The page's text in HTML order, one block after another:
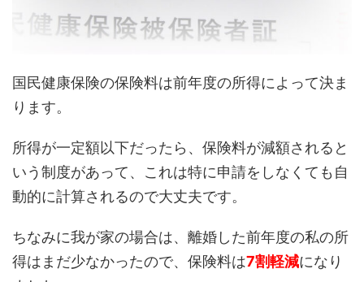
国民健康保険の保険料は前年度の所得によって決ま
ります。
所得が一定額以下だったら、保険料が減額されると
いう制度があって、これは特に申請をしなくても自
動的に計算されるので大丈夫です。
ちなみに我が家の場合は、離婚した前年度の私の所
得はまだ少なかったので、保険料は7割軽減になり